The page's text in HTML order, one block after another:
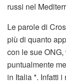
russi nel
Le parole di
più di quanto
con le sue
puntualmente
in Italia *. Infatti